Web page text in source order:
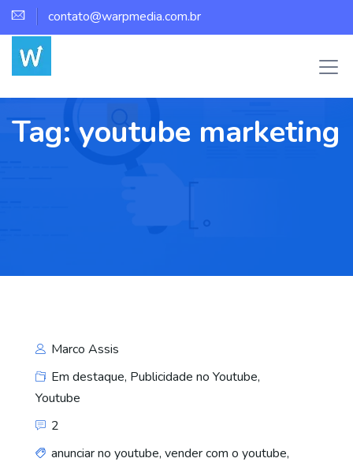
contato@warpmedia.com.br
Tag:youtube marketing
Marco Assis
Em destaque, Publicidade no Youtube,
Youtube
2
anunciar no youtube, vender com o youtube,